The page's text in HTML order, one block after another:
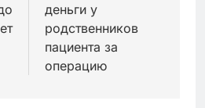
деньги у
родственников
пациента за
операцию